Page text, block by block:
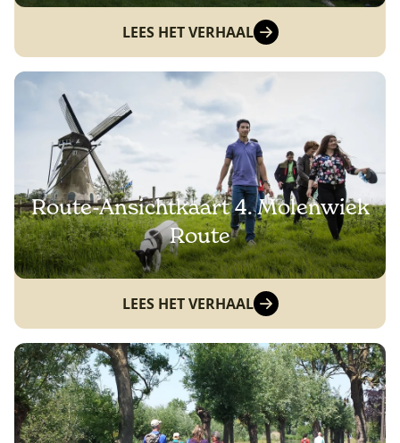
LEES HET VERHAAL
Route-Ansichtkaart 4. Molenwiek
Route
LEES HET VERHAAL